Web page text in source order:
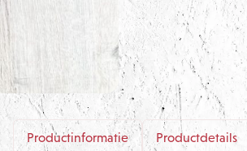
Productinformatie Productdetails